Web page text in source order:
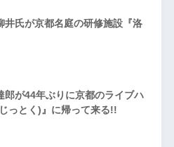
井氏が京都名庭の研修施設『洛
郎が44年ぶりに京都のライブハ
っとく)』に帰って来る!!